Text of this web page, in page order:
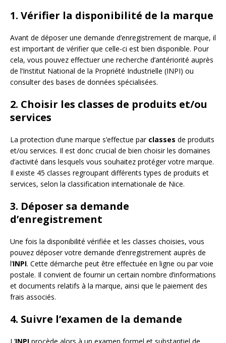
1. Vérifier la disponibilité de la marque
Avant de déposer une demande d’enregistrement de marque, il
est important de vérifier que celle-ci est bien disponible. Pour
cela, vous pouvez effectuer une recherche d’antériorité auprès
de l’Institut National de la Propriété Industrielle (INPI) ou
consulter des bases de données spécialisées.
2. Choisir les classes de produits et/ou
services
La protection d’une marque s’effectue par classes de produits
et/ou services. Il est donc crucial de bien choisir les domaines
d’activité dans lesquels vous souhaitez protéger votre marque.
Il existe 45 classes regroupant différents types de produits et
services, selon la classification internationale de Nice.
3. Déposer sa demande
d’enregistrement
Une fois la disponibilité vérifiée et les classes choisies, vous
pouvez déposer votre demande d’enregistrement auprès de
l’INPI. Cette démarche peut être effectuée en ligne ou par voie
postale. Il convient de fournir un certain nombre d’informations
et documents relatifs à la marque, ainsi que le paiement des
frais associés.
4. Suivre l’examen de la demande
L’INPI procède alors à un examen formel et substantiel de